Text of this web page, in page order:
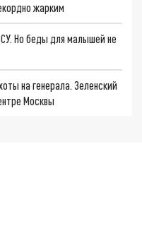
жарким
Но беды для малышей не
на генерала. Зеленский
Москвы